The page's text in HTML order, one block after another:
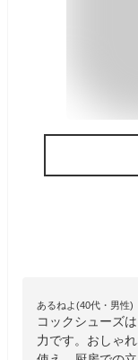
あるねよ(40代・男性)
コックシューズ
力です。おしゃ